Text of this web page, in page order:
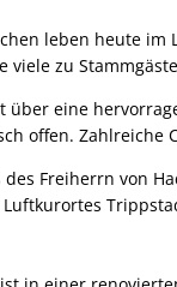
leben heute
viele zu
über eine
offen. Zahlreiche
des Freiherrn von